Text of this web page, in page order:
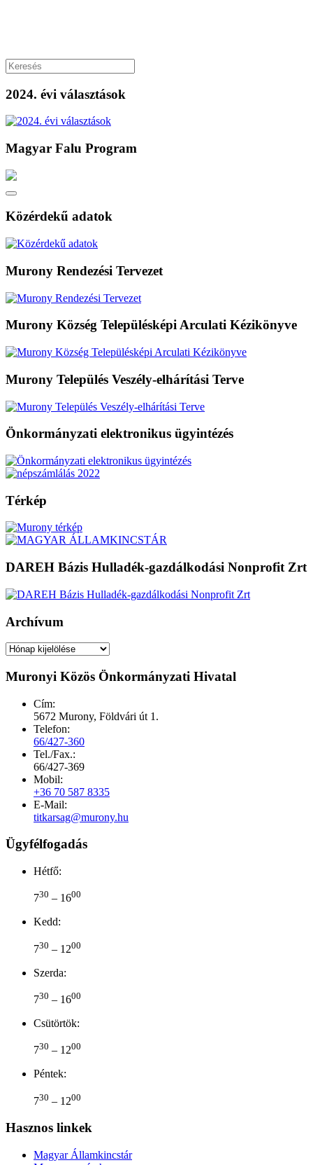
2024. évi választások
Magyar Falu Program
Közérdekű adatok
Murony Rendezési Tervezet
Murony Község Településképi Arculati Kézikönyve
Murony Település Veszély-elhárítási Terve
Önkormányzati elektronikus ügyintézés
Térkép
DAREH Bázis Hulladék-gazdálkodási Nonprofit Zrt
Archívum
Archívum
Muronyi Közös Önkormányzati Hivatal
Cím:
5672 Murony, Földvári út 1.
Telefon:
66/427-360
Tel./Fax.:
66/427-369
Mobil:
+36 70 587 8335
E-Mail:
titkarsag@murony.hu
Ügyfélfogadás
Hétfő:
730 – 1600
Kedd:
730 – 1200
Szerda:
730 – 1600
Csütörtök:
730 – 1200
Péntek:
730 – 1200
Hasznos linkek
Magyar Államkincstár